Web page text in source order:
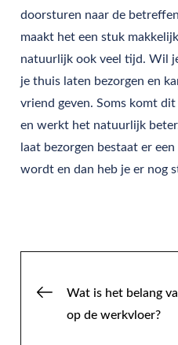
doorsturen naar de
maakt het een stuk
natuurlijk ook veel tijd. Wil
je thuis laten bezorgen en
vriend geven. Soms komt
en werkt het natuurlijk
laat bezorgen bestaat er
wordt en dan heb je er nog
PostWat is het belang
op de werkvloer?